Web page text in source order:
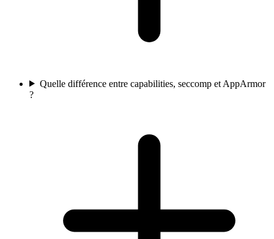
Quelle différence entre capabilities, seccomp et AppArmor
?